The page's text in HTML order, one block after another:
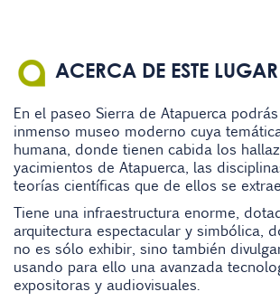
ACERCA DE ESTE LUGAR
En el paseo Sierra de Atapuerca
inmenso museo moderno cuya
humana, donde tienen cabida los
yacimientos de Atapuerca, las
teorías científicas que de ellos se
Tiene una infraestructura enorme,
arquitectura espectacular y simbólica,
no es sólo exhibir, sino también
usando para ello una avanzada
expositoras y audiovisuales.